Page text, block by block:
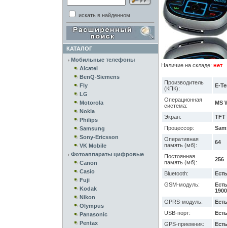
искать в найденном
КАТАЛОГ
Мобильные телефоны
Alcatel
BenQ-Siemens
Fly
LG
Motorola
Nokia
Philips
Samsung
Sony-Ericsson
VK Mobile
Фотоаппараты цифровые
Canon
Casio
Fuji
Kodak
Nikon
Olympus
Panasonic
Pentax
Наличие на складе: нет
Производитель
(КПК):
E-
Операционная
система:
MS
Экран:
TFT
Процессор:
Оперативная
память (мб):
64
Постоянная
память (мб):
256
Bluetooth:
GSM-модуль:
GPRS-модуль:
USB-порт:
Есть
GPS-приемник:
Есть